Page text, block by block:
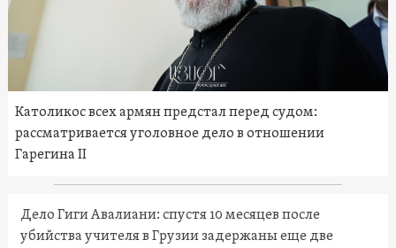
Католикос всех армян предстал перед судом:
рассматривается уголовное дело в отношении
Гарегина II
Дело Гиги Авалиани: спустя 10 месяцев после
убийства учителя в Грузии задержаны еще две